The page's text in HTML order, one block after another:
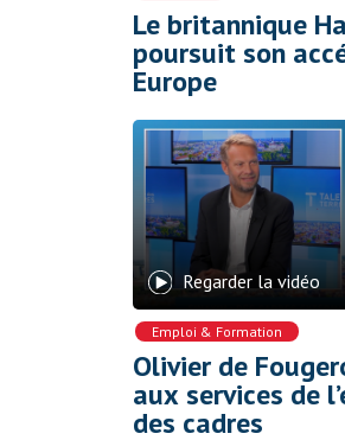
Le britannique
poursuit son
Europe
Regarder la vidéo
Emploi & Formation
Olivier de
aux services de
des cadres